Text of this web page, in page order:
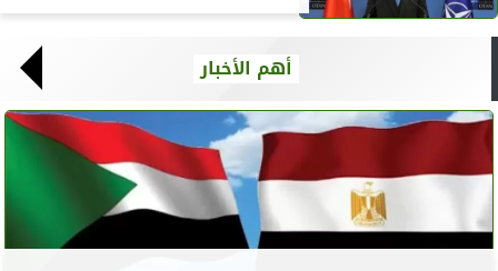
أهم الأخبار